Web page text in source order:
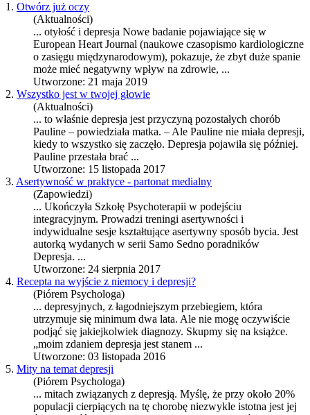
1. Otwórz już oczy
(Aktualności)
... otyłość i depresja Nowe badanie pojawiające się w
European Heart Journal (naukowe czasopismo kardiologiczne
o zasięgu międzynarodowym), pokazuje, że zbyt duże spanie
może mieć negatywny wpływ na zdrowie, ...
Utworzone: 21 maja 2019
2. Wszystko jest w twojej głowie
(Aktualności)
... to właśnie depresja jest przyczyną pozostałych chorób
Pauline – powiedziała matka. – Ale Pauline nie miała depresji,
kiedy to wszystko się zaczęło. Depresja pojawiła się później.
Pauline przestała brać ...
Utworzone: 15 listopada 2017
3. Asertywność w praktyce - partonat medialny
(Zapowiedzi)
... Ukończyła Szkołę Psychoterapii w podejściu
integracyjnym. Prowadzi treningi asertywności i
indywidualne sesje kształtujące asertywny sposób bycia. Jest
autorką wydanych w serii Samo Sedno poradników
Depresja. ...
Utworzone: 24 sierpnia 2017
4. Recepta na wyjście z niemocy i depresji?
(Piórem Psychologa)
... depresyjnych, z łagodniejszym przebiegiem, która
utrzymuje się minimum dwa lata. Ale nie mogę oczywiście
podjąć się jakiejkolwiek diagnozy. Skupmy się na książce.
„moim zdaniem depresja jest stanem ...
Utworzone: 03 listopada 2016
5. Mity na temat depresji
(Piórem Psychologa)
... mitach związanych z depresją. Myślę, że przy około 20%
populacji cierpiących na tę chorobę niezwykle istotna jest jej